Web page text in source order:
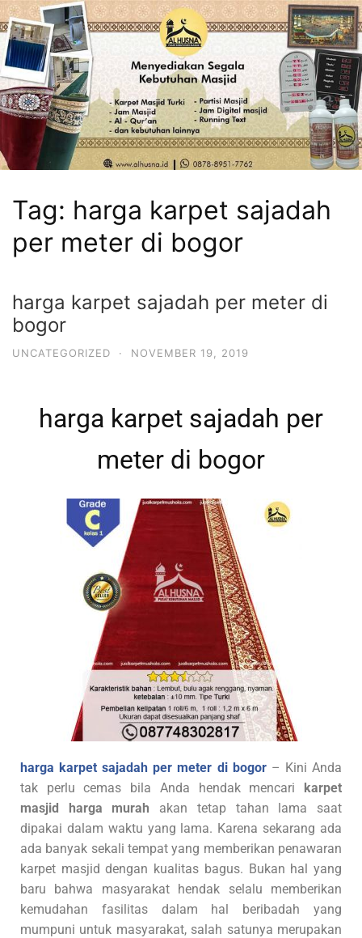
Tag: harga karpet sajadah
per meter di bogor
harga karpet sajadah per meter di
bogor
UNCATEGORIZED · NOVEMBER 19, 2019
harga karpet sajadah per
meter di bogor
harga karpet sajadah per meter di bogor– Kini Anda
tak perlu cemas bila Anda hendak mencari karpet
masjid harga murah akan tetap tahan lama saat
dipakai dalam waktu yang lama. Karena sekarang ada
ada banyak sekali tempat yang memberikan penawaran
karpet masjid dengan kualitas bagus. Bukan hal yang
baru bahwa masyarakat hendak selalu memberikan
kemudahan fasilitas dalam hal beribadah yang
mumpuni untuk masyarakat, salah satunya merupakan